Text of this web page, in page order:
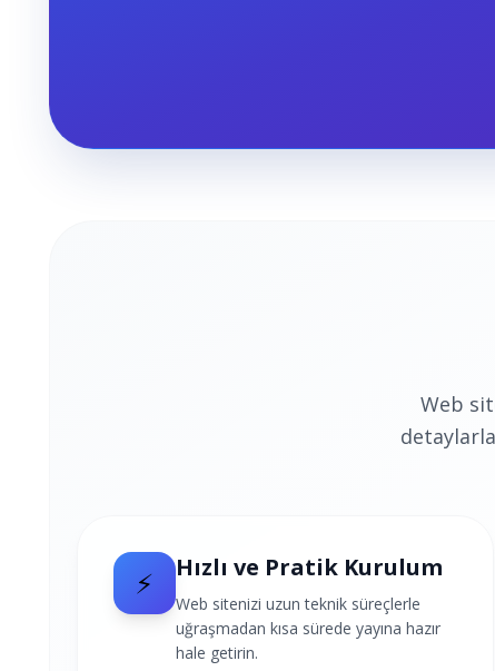
Web
⚡ Hızlı ve Pratik Kurulum
Web sitenizi uzun teknik süreçlerle
uğraşmadan kısa sürede yayına hazır
hale getirin.